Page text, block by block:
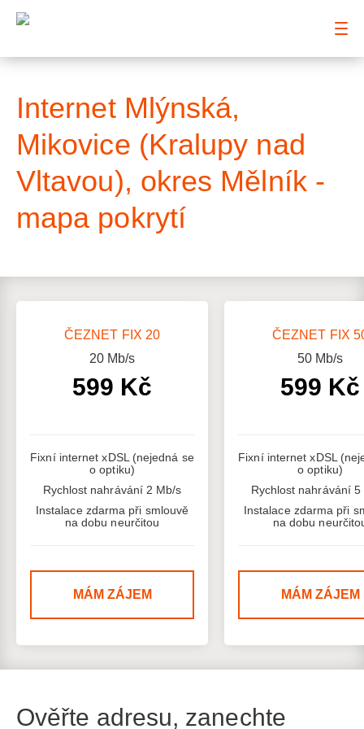
Internet Mlýnská,
Mikovice (Kralupy nad
Vltavou), okres Mělník -
mapa pokrytí
ČEZNET FIX 20
20Mb/s
599 Kč
Fixní internet xDSL (nejedná se
o optiku)
Rychlost nahrávání 2 Mb/s
Instalace zdarma při smlouvě
na dobu neurčitou
MÁM ZÁJEM
ČEZNET FIX
50Mb/s
599 Kč
Fixní internet xDSL
o optiku)
Rychlost nahrávání 5
Instalace zdarma při
na dobu
MÁM ZÁJEM
Ověřte adresu, zanechte
: Mapa pokrytí ulice